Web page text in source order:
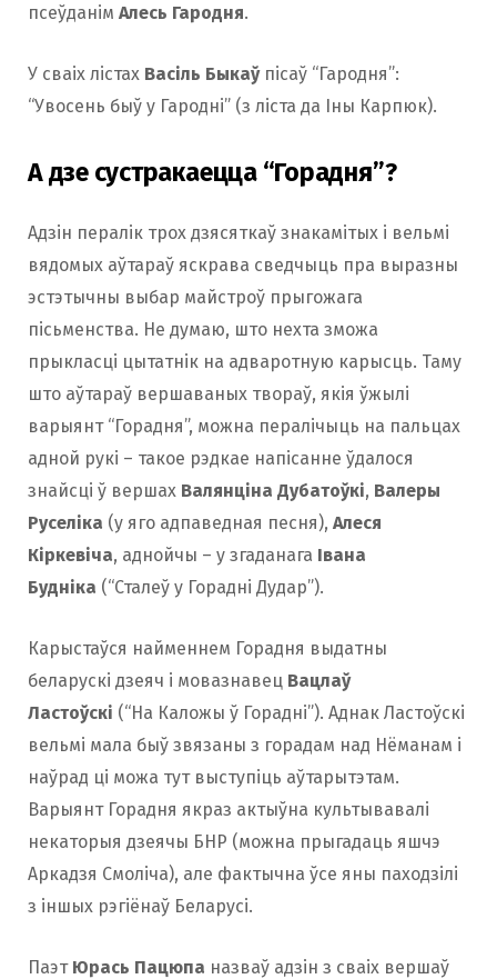
псеўданім Алесь Гародня.
У сваіх лістах Васіль Быкаўпісаў “Гародня”:
“Увосень быў у Гародні” (з ліста да Іны Карпюк).
А дзе сустракаецца “Горадня”?
Адзін пералік трох дзясяткаў знакамітых і вельмі
вядомых аўтараў яскрава сведчыць пра выразны
эстэтычны выбар майстроў прыгожага
пісьменства. Не думаю, што нехта зможа
прыкласці цытатнік на адваротную карысць. Таму
што аўтараў вершаваных твораў, якія ўжылі
варыянт “Горадня”, можна пералічыць на пальцах
адной рукі – такое рэдкае напісанне ўдалося
знайсці ў вершах Валянціна Дубатоўкі, Валеры
Руселіка (у яго адпаведная песня), Алеся
Кіркевіча, аднойчы – у згаданага Івана
Будніка (“Сталеў у Горадні Дудар”).
Карыстаўся найменнем Горадня выдатны
беларускі дзеяч і мовазнавец Вацлаў
Ластоўскі (“На Каложы ў Горадні”). Аднак Ластоўскі
вельмі мала быў звязаны з горадам над Нёманам і
наўрад ці можа тут выступіць аўтарытэтам.
Варыянт Горадня якраз актыўна культывавалі
некаторыя дзеячы БНР (можна прыгадаць яшчэ
Аркадзя Смоліча), але фактычна ўсе яны паходзілі
з іншых рэгіёнаў Беларусі.
Паэт Юрась Пацюпа назваў адзін з сваіх вершаў